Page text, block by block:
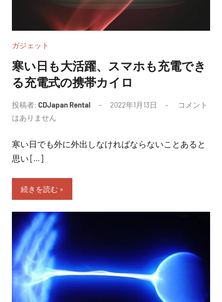
ガジェット
寒い日も大活躍、スマホも充電でき
る充電式の携帯カイロ
投稿者: CDJapan Rental 2022年1月13日
コメント
はありません
寒い日でも外に外出しなければならないことあると
思い […]
続きを読む